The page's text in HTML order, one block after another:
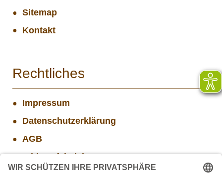
Sitemap
Kontakt
Rechtliches
Impressum
Datenschutzerklärung
AGB
Widerrufsbelehrung